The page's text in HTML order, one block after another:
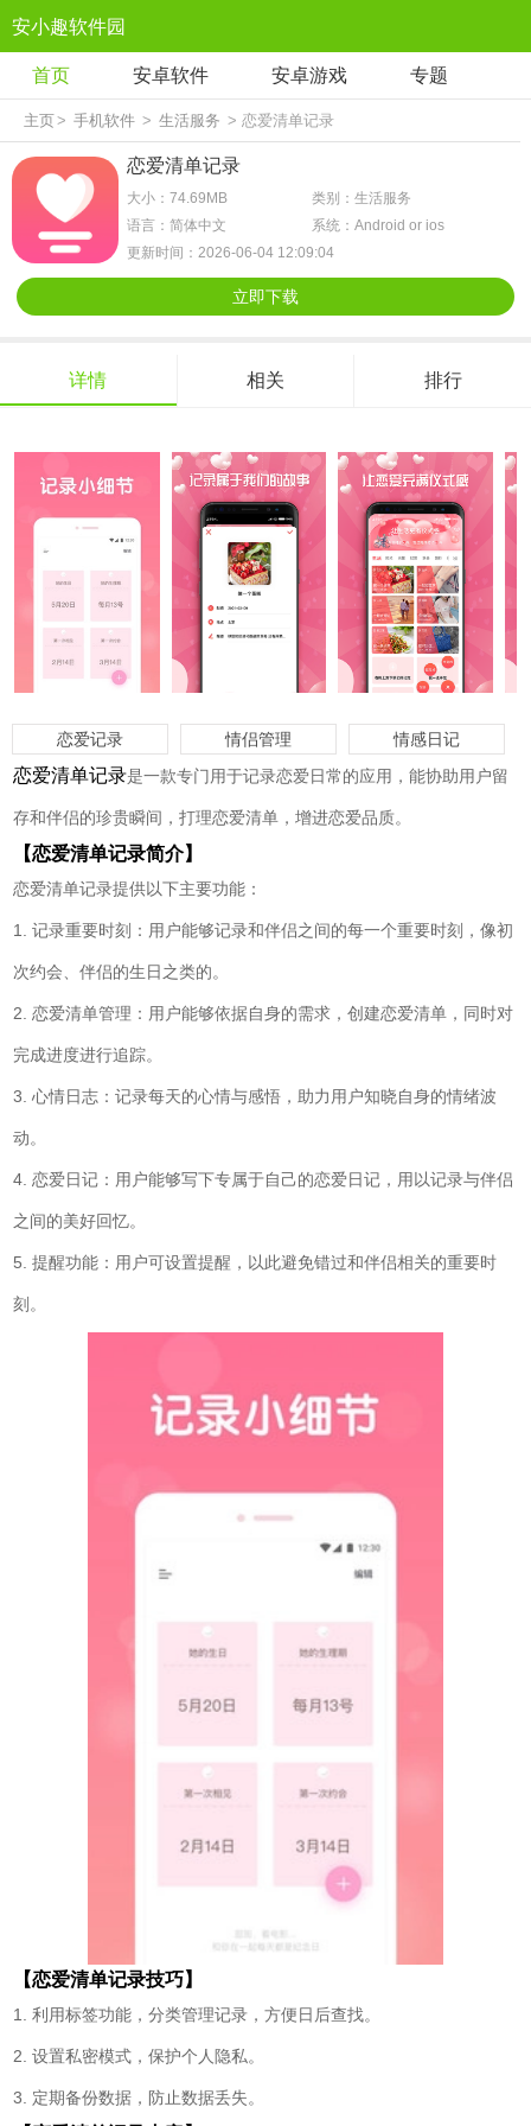
安小趣软件园
首页 安卓软件 安卓游戏 专题
主页> 手机软件 > 生活服务 > 恋爱清单记录
恋爱清单记录
大小：74.69MB
类别：生活服务
语言：简体中文
系统：Android or ios
更新时间：2026-06-04 12:09:04
立即下载
详情 相关 排行
恋爱记录 情侣管理 情感日记
恋爱清单记录是一款专门用于记录恋爱日常的应用，能协助用户留
存和伴侣的珍贵瞬间，打理恋爱清单，增进恋爱品质。
【恋爱清单记录简介】
恋爱清单记录提供以下主要功能：
1. 记录重要时刻：用户能够记录和伴侣之间的每一个重要时刻，像初
次约会、伴侣的生日之类的。
2. 恋爱清单管理：用户能够依据自身的需求，创建恋爱清单，同时对
完成进度进行追踪。
3. 心情日志：记录每天的心情与感悟，助力用户知晓自身的情绪波
动。
4. 恋爱日记：用户能够写下专属于自己的恋爱日记，用以记录与伴侣
之间的美好回忆。
5. 提醒功能：用户可设置提醒，以此避免错过和伴侣相关的重要时
刻。
【恋爱清单记录技巧】
1. 利用标签功能，分类管理记录，方便日后查找。
2. 设置私密模式，保护个人隐私。
3. 定期备份数据，防止数据丢失。